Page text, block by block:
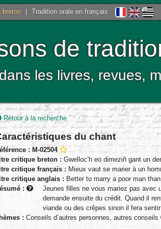
breton Tradition orale en français
de
les livres, revues,
Retour à la recherche
du chant
: M-02504
critique breton : Gwelloc’h eo dimeziñ gant un
critique français : Mieux vaut se marier à un
critique anglais : Better to marry a poor man
:
Jeunes filles ne vous mariez pas avec
demande ensuite du crédit. Quand il
viande ou des crêpes sinon il fera
: Conseils d’autres personnes, autres conseils